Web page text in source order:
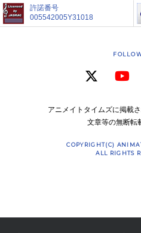
許諾番号
005542005Y31018
アニメイトタイムズに掲載
文章等の無断転
COPYRIGHT(C)
ALL RIGHTS